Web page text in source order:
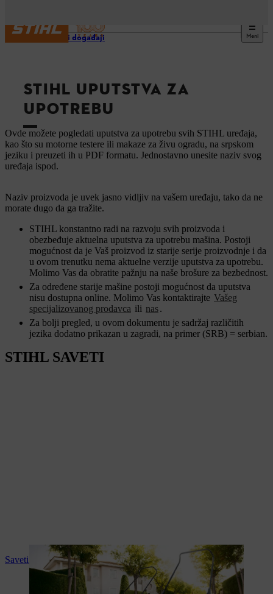
Meni
Usluge i događaji
STIHL UPUTSTVA ZA
UPOTREBU
Ovde možete pogledati uputstva za upotrebu svih STIHL uređaja,
kao što su motorne testere ili makaze za živu ogradu, na srpskom
jeziku i preuzeti ih u PDF formatu. Jednostavno unesite naziv svog
uređaja ispod.
Naziv proizvoda je uvek jasno vidljiv na vašem uređaju, tako da ne
morate dugo da ga tražite.
STIHL konstantno radi na razvoju svih proizvoda i
obezbeđuje aktuelna uputstva za upotrebu mašina. Postoji
mogućnost da je Vaš proizvod iz starije serije proizvodnje i da
u ovom trenutku nema aktuelne verzije uputstva za upotrebu.
Molimo Vas da obratite pažnju na naše brošure za bezbednost.
Za određene starije mašine postoji mogućnost da uputstva
nisu dostupna online. Molimo Vas kontaktirajte Vašeg
specijalizovanog prodavca ili nas.
Za bolji pregled, u ovom dokumentu je sadržaj različitih
jezika dodatno prikazan u zagradi, na primer (SRB) = serbian.
STIHL SAVETI
Saveti i upustva za upotrebu